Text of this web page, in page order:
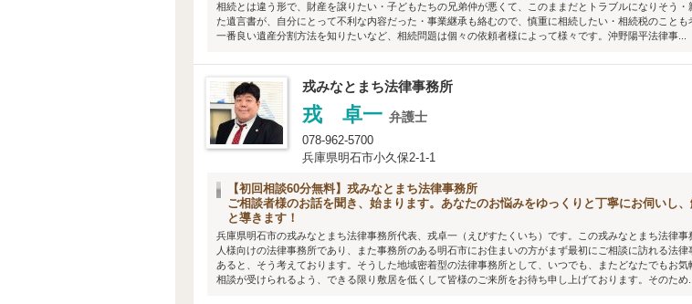
相続とは違う形で、財産を譲りたい・子どもたちの兄弟仲が悪くて、このままだとトラブルになりそう・
た遺言書が、自分にとって不利な内容だった・事業継承も絡むので、慎重に相続したい・相続税のことも
一番良い遺産分割方法を知りたいなど、相続問題は個々の依頼者様によって様々です。沖野陽平法律事...
戎みなとまち法律事務所
戎 卓一 弁護士
078-962-5700
兵庫県明石市小久保2-1-1
【初回相談60分無料】戎みなとまち法律事務所
ご相談者様のお話を聞き、始まります。あなたのお悩みをゆっくりと丁寧にお伺いし
と導きます！
兵庫県明石市の戎みなとまち法律事務所代表、戎卓一（えびすたくいち）です。この戎みなとまち法律事
人様向けの法律事務所であり、また事務所のある明石市にお住まいの方がまず最初にご相談に訪れる法律
あると、そう考えております。そうした地域密着型の法律事務所として、いつでも、またどなたでもお気
相談が受けられるよう、できる限り敷居を低くして皆様のご来所をお待ち申し上げております。そのため...